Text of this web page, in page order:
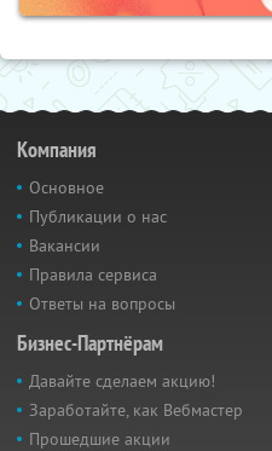
Компания
Основное
Публикации о нас
Вакансии
Правила сервиса
Ответы на вопросы
Бизнес-Партнёрам
Давайте сделаем акцию!
Заработайте, как Вебмастер
Прошедшие акции